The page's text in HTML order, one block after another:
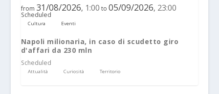
from 31/08/2026, 1:00 to 05/09/2026, 23:00
Scheduled
Cultura Eventi
Napoli milionaria, in caso di scudetto giro
d'affari da 230 mln
Scheduled
Attualità Curiosità Territorio